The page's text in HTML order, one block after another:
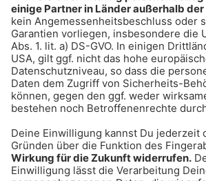
ANZEIGE - Klaer Kosmetik -
Wirkkosmetik für